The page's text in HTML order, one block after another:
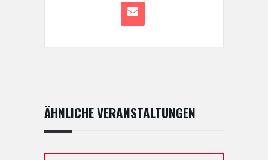
ÄHNLICHE VERANSTALTUNGEN